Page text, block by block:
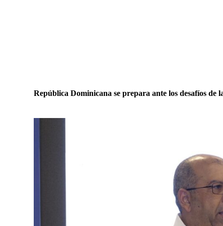
República Dominicana se prepara ante los desafíos de